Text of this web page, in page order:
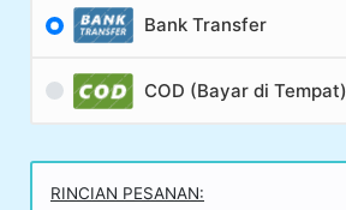
Bank Transfer
COD (Bayar di Tempat)
RINCIAN PESANAN: